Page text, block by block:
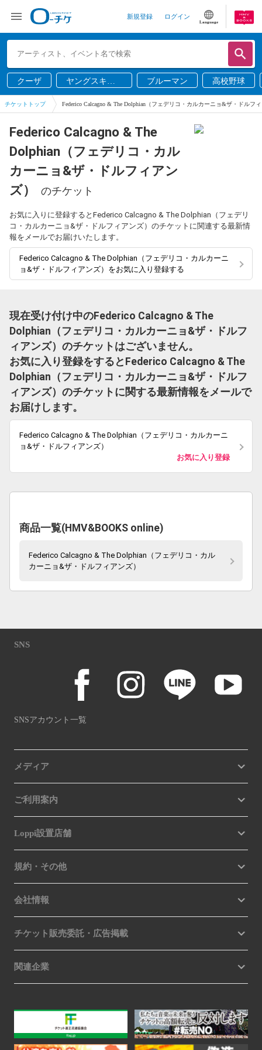
新規登録 ログイン
Language
クーザ
ヤングスキニ
ー
ブルーマン 高校野球
チケットトップ Federico Calcagno & The Dolphian（フェデリコ・カルカーニョ&ザ・ドルフ
Federico Calcagno & The
Dolphian（フェデリコ・カル
カーニョ&ザ・ドルフィアン
ズ）
のチケット
お気に入りに登録するとFederico Calcagno & The Dolphian（フェデリ
コ・カルカーニョ&ザ・ドルフィアンズ）のチケットに関連する最新情
報をメールでお届けいたします。
Federico Calcagno & The Dolphian（フェデリコ・カルカーニ
ョ&ザ・ドルフィアンズ）をお気に入り登録する
現在受け付け中のFederico Calcagno & The
Dolphian（フェデリコ・カルカーニョ&ザ・ドルフ
ィアンズ）のチケットはございません。
お気に入り登録をするとFederico Calcagno & The
Dolphian（フェデリコ・カルカーニョ&ザ・ドルフ
ィアンズ）のチケットに関する最新情報をメールで
お届けします。
Federico Calcagno & The Dolphian（フェデリコ・カルカーニ
ョ&ザ・ドルフィアンズ）
お気に入り登録
商品一覧(HMV&BOOKS online)
Federico Calcagno & The Dolphian（フェデリコ・カル
カーニョ&ザ・ドルフィアンズ）
SNS
SNSアカウント一覧
メディア
ご利用案内
Loppi設置店舗
規約・その他
会社情報
チケット販売委託・広告掲載
関連企業